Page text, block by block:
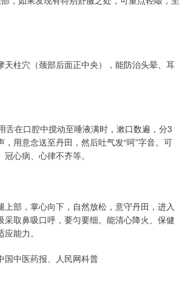
天柱穴（颈部后面正中央），能防治头晕、耳
舌在口腔中搅动至唾液满时，漱口数遍，分3
，用意念送至丹田，然后吐气发“呵”字音。可
心病、心律不齐等。
上部，掌心向下，自然放松，意守丹田，进入
采取鼻吸口呼，要匀要细。能清心降火、保健
能力。
国中医药报、人民网科普